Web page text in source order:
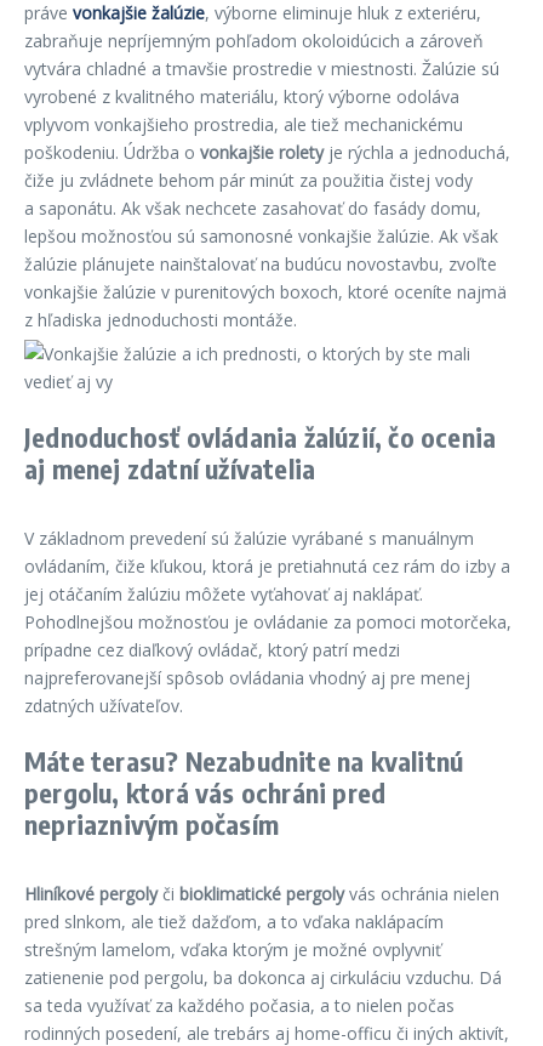
práve vonkajšie žalúzie, výborne eliminuje hluk z exteriéru,
zabraňuje nepríjemným pohľadom okoloidúcich a zároveň
vytvára chladné a tmavšie prostredie v miestnosti. Žalúzie sú
vyrobené z kvalitného materiálu, ktorý výborne odoláva
vplyvom vonkajšieho prostredia, ale tiež mechanickému
poškodeniu. Údržba o vonkajšie roletyje rýchla a jednoduchá,
čiže ju zvládnete behom pár minút za použitia čistej vody
a saponátu. Ak však nechcete zasahovať do fasády domu,
lepšou možnosťou sú samonosné vonkajšie žalúzie. Ak však
žalúzie plánujete nainštalovať na budúcu novostavbu, zvoľte
vonkajšie žalúzie v purenitových boxoch, ktoré oceníte najmä
z hľadiska jednoduchosti montáže.
Jednoduchosť ovládania žalúzií, čo ocenia
aj menej zdatní užívatelia
V základnom prevedení sú žalúzie vyrábané s manuálnym
ovládaním, čiže kľukou, ktorá je pretiahnutá cez rám do izby a
jej otáčaním žalúziu môžete vyťahovať aj naklápať.
Pohodlnejšou možnosťou je ovládanie za pomoci motorčeka,
prípadne cez diaľkový ovládač, ktorý patrí medzi
najpreferovanejší spôsob ovládania vhodný aj pre menej
zdatných užívateľov.
Máte terasu? Nezabudnite na kvalitnú
pergolu, ktorá vás ochráni pred
nepriaznivým počasím
Hliníkové pergolyči bioklimatické pergolyvás ochránia nielen
pred slnkom, ale tiež dažďom, a to vďaka naklápacím
strešným lamelom, vďaka ktorým je možné ovplyvniť
zatienenie pod pergolu, ba dokonca aj cirkuláciu vzduchu. Dá
sa teda využívať za každého počasia, a to nielen počas
rodinných posedení, ale trebárs aj home-officu či iných aktivít,